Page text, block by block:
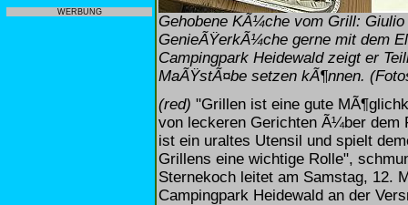
WERBUNG
Gehobene KÃ¼che vom Grill:
GenieÃŸerkÃ¼che gerne mit dem
Campingpark Heidewald zeigt er
MaÃŸstÃ¤be setzen kÃ¶nnen.
(red) "Grillen ist eine gute
von leckeren Gerichten Ã¼ber dem
ist ein uraltes Utensil und spielt
Grillens eine wichtige Rolle",
Sternekoch leitet am Samstag, 12.
Campingpark Heidewald an der